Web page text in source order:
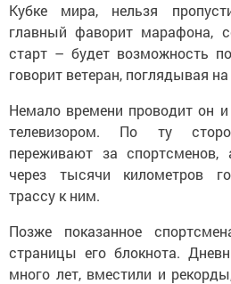
Кубке мира, нельзя
главный фаворит марафона,
старт – будет возможность
говорит ветеран, поглядывая
Немало времени проводит он
телевизором. По ту
переживают за
через тысячи километров
трассу к ним.
Позже показанное
страницы его блокнота.
много лет, вместили и